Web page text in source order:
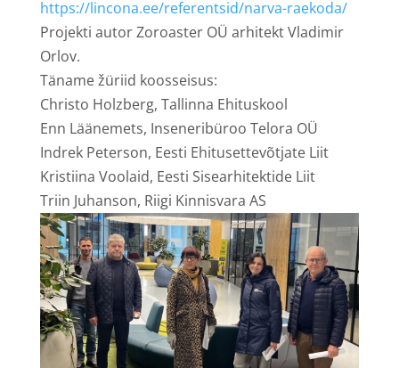
https://lincona.ee/referentsid/narva-raekoda/
Projekti autor Zoroaster OÜ arhitekt Vladimir
Orlov.
Täname žüriid koosseisus:
Christo Holzberg, Tallinna Ehituskool
Enn Läänemets, Inseneribüroo Telora OÜ
Indrek Peterson, Eesti Ehitusettevõtjate Liit
Kristiina Voolaid, Eesti Sisearhitektide Liit
Triin Juhanson, Riigi Kinnisvara AS